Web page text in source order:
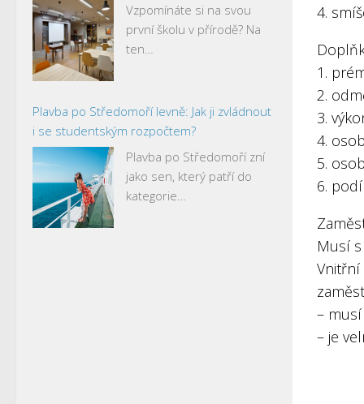
4.
1.
2.
3.
4.
5.
6.
Musí
Vnitřní
–
– je
Vzpomínáte si na svou
první školu v přírodě? Na
ten…
Plavba po Středomoří levně: Jak ji zvládnout
i se studentským rozpočtem?
Plavba po Středomoří zní
jako sen, který patří do
kategorie…